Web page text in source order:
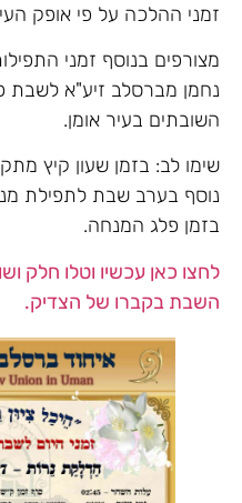
זמני ההלכה על פי אופק
מצורפים בנוסף זמני
נחמן מברסלב זיע"א
השובתים בעיר אומן.
שימו לב: בזמן שעון קיץ
נוסף בערב שבת לתפילת
בזמן פלג המנחה.
לחצו כאן עכשיו וטלו חלק
השבת בקברו של הצדיק.